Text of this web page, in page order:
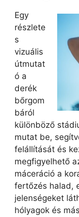
Egy
részlete
s
vizuális
útmutat
ó a
derék
bőrgom
báról
különböző
mutat be,
felállítását és
megfigyelhető
máceráció a
fertőzés halad,
jelenségeket
hólyagok és